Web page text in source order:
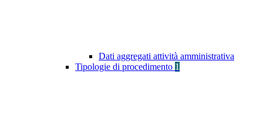
Dati aggregati attività amministrativa
Tipologie di procedimento 1